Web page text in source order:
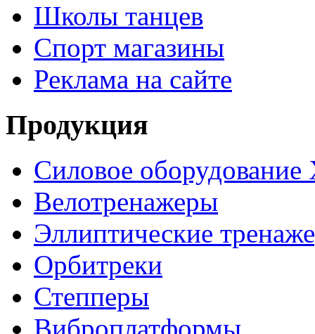
Школы танцев
Спорт магазины
Реклама на сайте
Продукция
Силовое оборудование
Велотренажеры
Эллиптические
Орбитреки
Степперы